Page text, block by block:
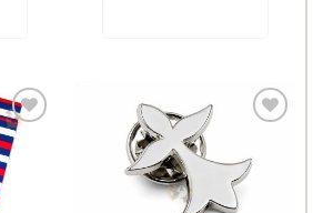
Ajouter
Ajouter